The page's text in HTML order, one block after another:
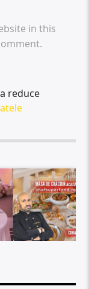
in this
reduce